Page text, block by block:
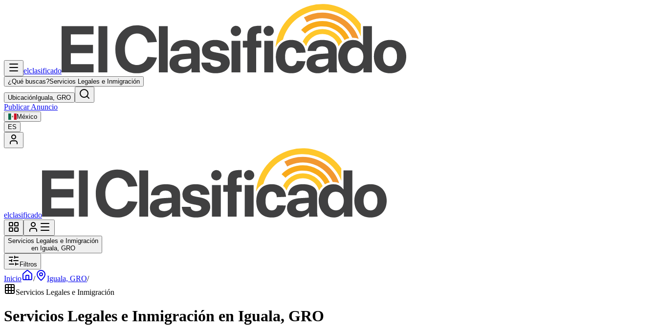
elclasificado
¿Qué buscas?Servicios Legales e Inmigración
Ubicación Iguala, GRO
Publicar Anuncio
México
ES
elclasificado
Servicios Legales e Inmigración
en Iguala, GRO
Filtros
Inicio / Iguala, GRO/
Servicios Legales e Inmigración
Servicios Legales e Inmigración en Iguala, GRO